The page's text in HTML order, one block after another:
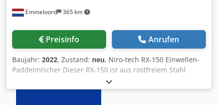
Emmeloord 365 km
Preisinfo Anrufen
Baujahr: 2022, Zustand: neu, Niro-tech RX-150 Einwellen-
Paddelmischer Dieser RX-150 ist aus rostfreiem Stahl
gefertigt. Die Maschine ermöglicht das Mischen in beide
Richtungen. Sie ist mit einer einzigen Mischwelle und